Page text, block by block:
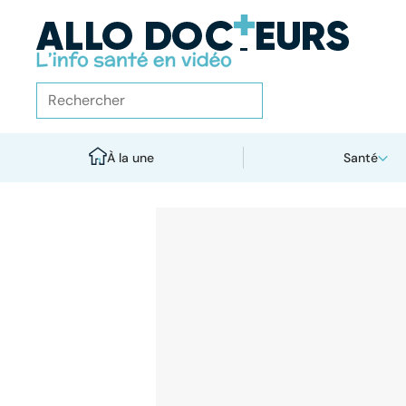
À la une Santé